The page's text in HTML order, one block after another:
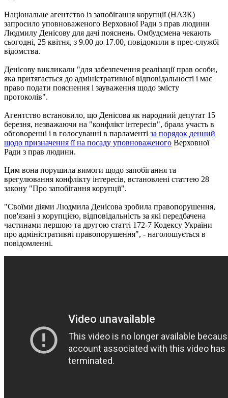
Національне агентство із запобігання корупції (НАЗК)
запросило уповноваженого Верховної Ради з прав людини
Людмилу Денісову для дачі пояснень. Омбудсмена чекають
сьогодні, 25 квітня, з 9.00 до 17.00, повідомили в прес-службі
відомства.
Денісову викликали "для забезпечення реалізації прав особи,
яка притягається до адміністративної відповідальності і має
право подати пояснення і зауваження щодо змісту
протоколів".
Агентство встановило, що Денісова як народний депутат 15
березня, незважаючи на "конфлікт інтересів", брала участь в
обговоренні і в голосуванні в парламенті за порядок денний
щодо призначення її на посаду уповноваженого Верховної
Ради з прав людини.
Цим вона порушила вимоги щодо запобігання та
врегулювання конфлікту інтересів, встановлені статтею 28
закону "Про запобігання корупції".
"Своїми діями Людмила Денісова зробила правопорушення,
пов'язані з корупцією, відповідальність за які передбачена
частинами першою та другою статті 172-7 Кодексу України
про адміністративні правопорушення", - наголошується в
повідомленні.